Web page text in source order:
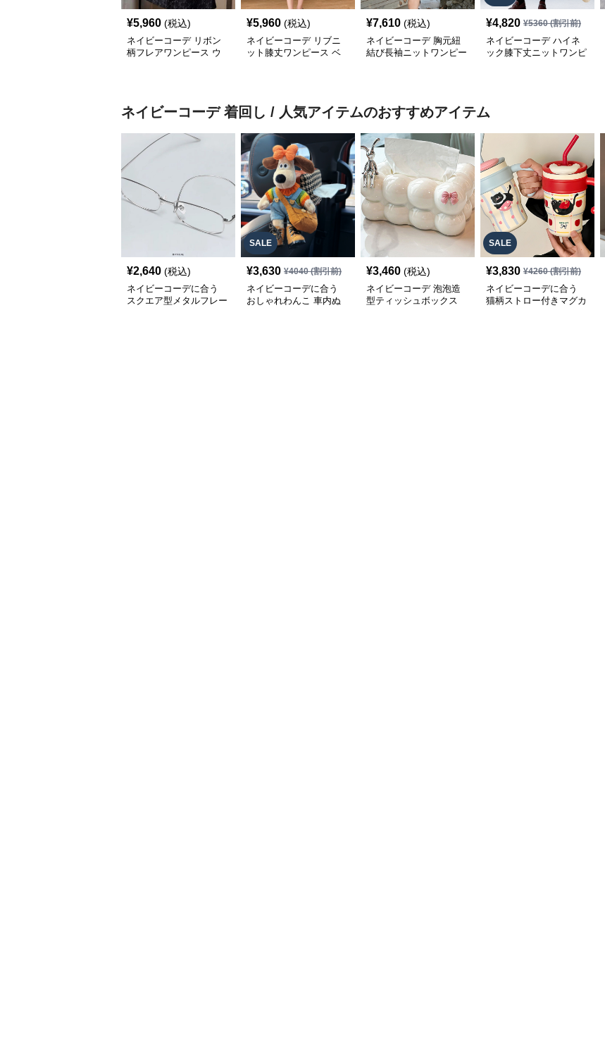
¥5,960 (税込)
ネイビーコーデ リボン
柄フレアワンピース ウ
¥5,960 (税込)
ネイビーコーデ リブニ
ット膝丈ワンピース ベ
¥7,610 (税込)
ネイビーコーデ 胸元紐
結び長袖ニットワンピー
¥4,820 ¥5360(割引前)
ネイビーコーデ ハイネ
ック膝下丈ニットワンピ
ネイビーコーデ 着回し / 人気アイテムのおすすめアイテム
¥2,640 (税込)
ネイビーコーデに合う
スクエア型メタルフレー
SALE
¥3,630 ¥4040(割引前)
ネイビーコーデに合う
おしゃれわんこ 車内ぬ
¥3,460 (税込)
ネイビーコーデ 泡泡造
型ティッシュボックス
SALE
¥3,830 ¥4260(割引前)
ネイビーコーデに合う
猫柄ストロー付きマグカ